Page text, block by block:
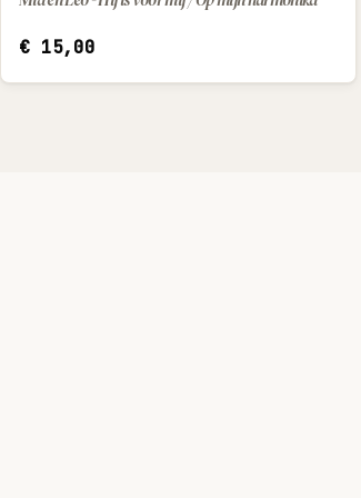
€15,00